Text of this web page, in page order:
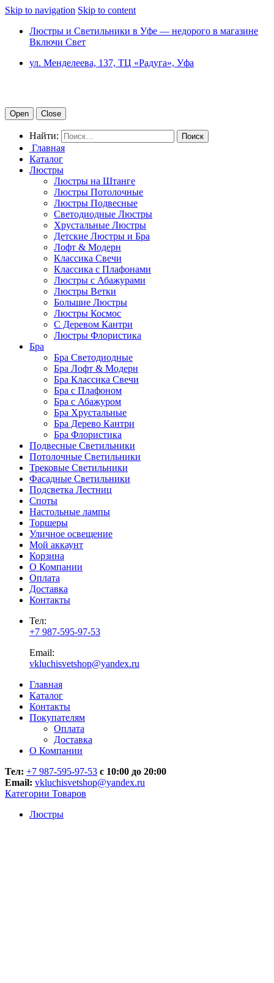
Skip to navigation Skip to content
Люстры и Светильники в Уфе — недорого в магазине
Включи Свет
ул. Менделеева, 137, ТЦ «Радуга», Уфа
Open Close
Найти:
Главная
Каталог
Люстры
Люстры на Штанге
Люстры Потолочные
Люстры Подвесные
Светодиодные Люстры
Хрустальные Люстры
Детские Люстры и Бра
Лофт & Модерн
Классика Свечи
Классика с Плафонами
Люстры с Абажурами
Люстры Ветки
Большие Люстры
Люстры Космос
С Деревом Кантри
Люстры Флористика
Бра
Бра Светодиодные
Бра Лофт & Модерн
Бра Классика Свечи
Бра с Плафоном
Бра с Абажуром
Бра Хрустальные
Бра Дерево Кантри
Бра Флористика
Подвесные Светильники
Потолочные Светильники
Трековые Светильники
Фасадные Светильники
Подсветка Лестниц
Споты
Настольные лампы
Торшеры
Уличное освещение
Мой аккаунт
Корзина
О Компании
Оплата
Доставка
Контакты
Тел:
+7 987-595-97-53
Email:
vkluchisvetshop@yandex.ru
Главная
Каталог
Контакты
Покупателям
Оплата
Доставка
О Компании
Тел: +7 987-595-97-53 с 10:00 до 20:00
Email: vkluchisvetshop@yandex.ru
Категории Товаров
Люстры